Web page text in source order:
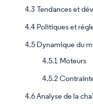
4.3 Tendances et
4.4 Politiques et
4.5 Dynamique du
4.5.1 Moteurs
4.5.2
4.6 Analyse de la